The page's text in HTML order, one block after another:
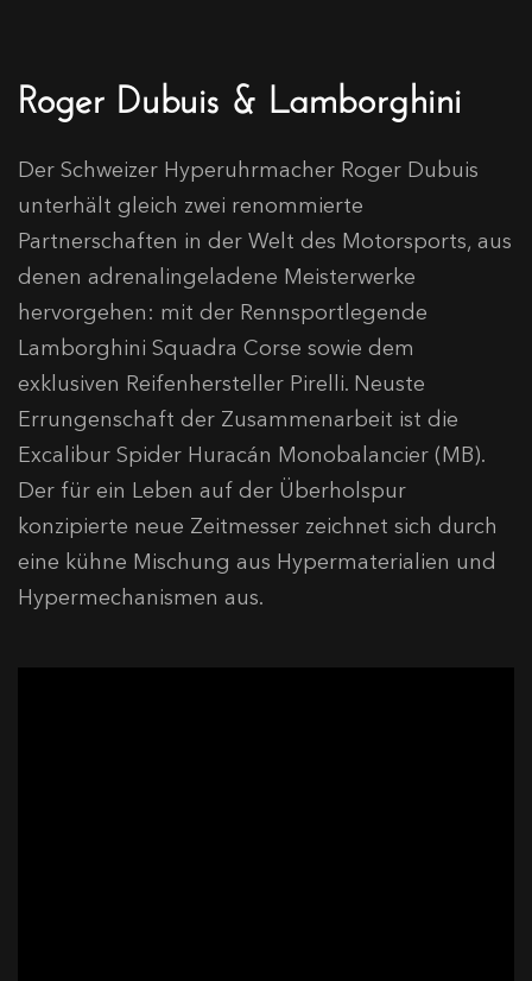
Roger Dubuis & Lamborghini
Der Schweizer Hyperuhrmacher Roger Dubuis
unterhält gleich zwei renommierte
Partnerschaften in der Welt des Motorsports, aus
denen adrenalingeladene Meisterwerke
hervorgehen: mit der Rennsportlegende
Lamborghini Squadra Corse sowie dem
exklusiven Reifenhersteller Pirelli. Neuste
Errungenschaft der Zusammenarbeit ist die
Excalibur Spider Huracán Monobalancier (MB).
Der für ein Leben auf der Überholspur
konzipierte neue Zeitmesser zeichnet sich durch
eine kühne Mischung aus Hypermaterialien und
Hypermechanismen aus.